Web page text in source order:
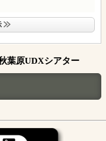
葉原UDXシアター